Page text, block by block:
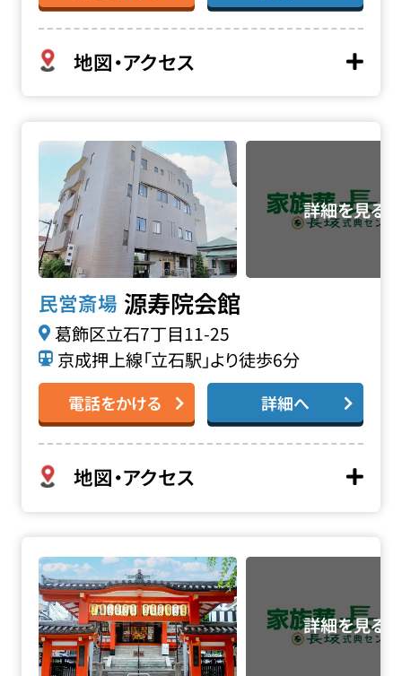
地図・アクセス
民営斎場 源寿院会館
葛飾区立石7丁目11-25
京成押上線「立石駅」より徒歩6分
電話をかける 詳細へ
地図・アクセス
源寿院会館の詳細へ